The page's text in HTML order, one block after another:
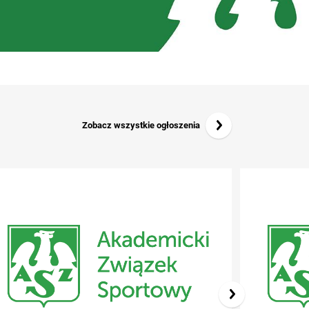
Zobacz wszystkie ogłoszenia